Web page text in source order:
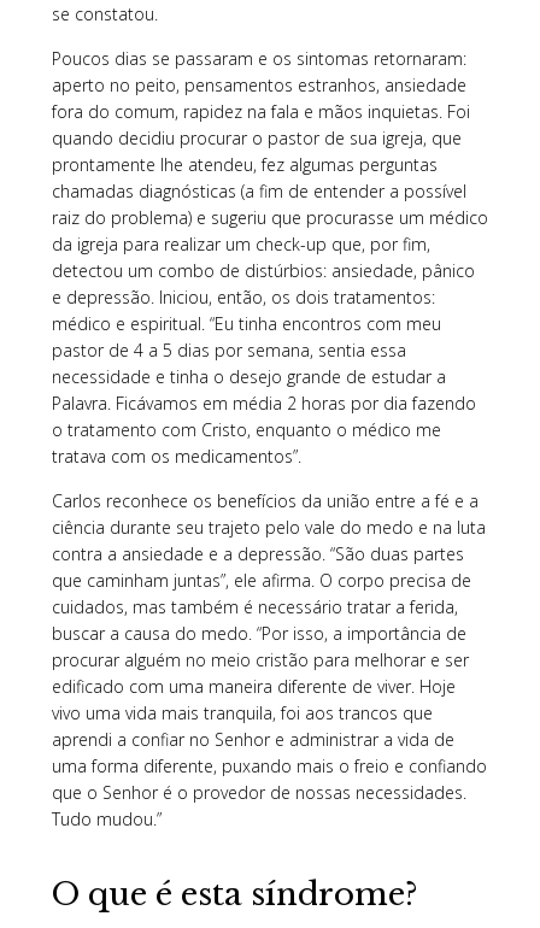
se constatou.
Poucos dias se passaram e os sintomas retornaram:
aperto no peito, pensamentos estranhos, ansiedade
fora do comum, rapidez na fala e mãos inquietas. Foi
quando decidiu procurar o pastor de sua igreja, que
prontamente lhe atendeu, fez algumas perguntas
chamadas diagnósticas (a fim de entender a possível
raiz do problema) e sugeriu que procurasse um médico
da igreja para realizar um check-up que, por fim,
detectou um combo de distúrbios: ansiedade, pânico
e depressão. Iniciou, então, os dois tratamentos:
médico e espiritual. “Eu tinha encontros com meu
pastor de 4 a 5 dias por semana, sentia essa
necessidade e tinha o desejo grande de estudar a
Palavra. Ficávamos em média 2 horas por dia fazendo
o tratamento com Cristo, enquanto o médico me
tratava com os medicamentos”.
Carlos reconhece os benefícios da união entre a fé e a
ciência durante seu trajeto pelo vale do medo e na luta
contra a ansiedade e a depressão. “São duas partes
que caminham juntas”, ele afirma. O corpo precisa de
cuidados, mas também é necessário tratar a ferida,
buscar a causa do medo. “Por isso, a importância de
procurar alguém no meio cristão para melhorar e ser
edificado com uma maneira diferente de viver. Hoje
vivo uma vida mais tranquila, foi aos trancos que
aprendi a confiar no Senhor e administrar a vida de
uma forma diferente, puxando mais o freio e confiando
que o Senhor é o provedor de nossas necessidades.
Tudo mudou.”
O que é esta síndrome?